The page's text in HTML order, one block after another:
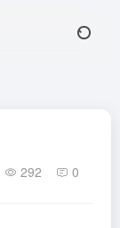
292 0